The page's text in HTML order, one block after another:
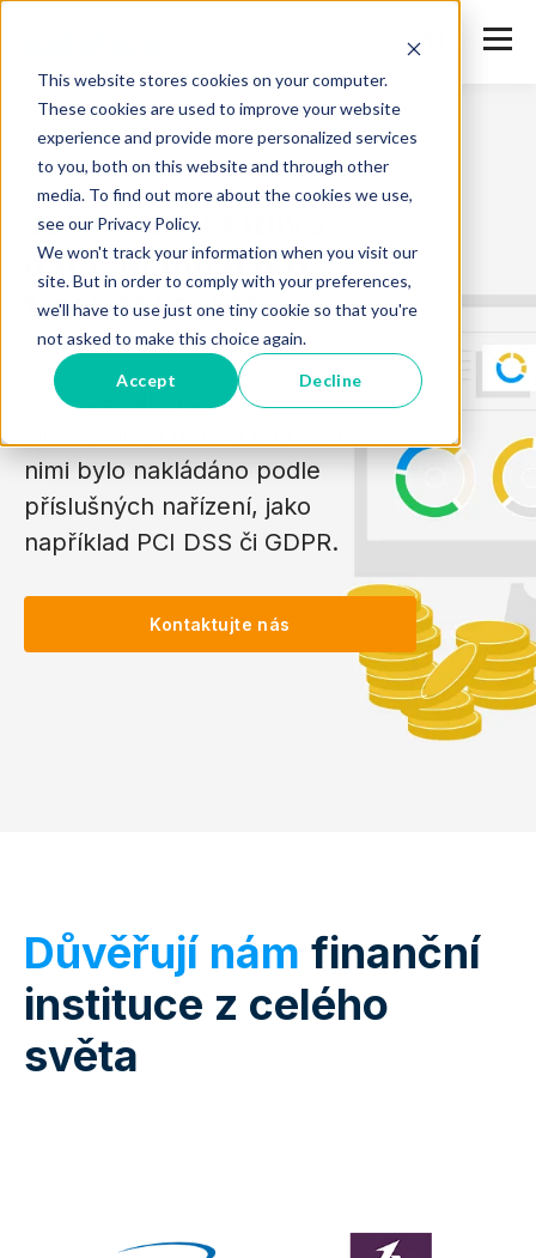
This website stores cookies on your computer.
These cookies are used to improve your website
experience and provide more personalized services
to you, both on this website and through other
media. To find out more about the cookies we use,
see our Privacy Policy.
We won't track your information when you visit our
site. But in order to comply with your preferences,
we'll have to use just one tiny cookie so that you're
not asked to make this choice again.
Accept Decline
Jak chránit citlivá
data: Manuál pro
finanční sektor
Safetica vám pomáhá chránit
nimi bylo nakládáno podle
příslušných nařízení, jako
například PCI DSS či GDPR.
Kontaktujte nás
Důvěřují nám finanční
instituce z celého
světa